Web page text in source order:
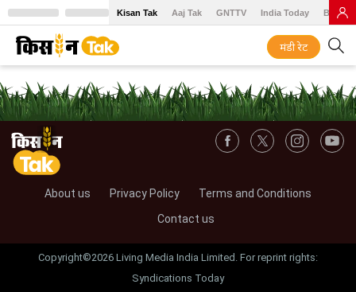
Kisan Tak Aaj Tak GNTTV India Today BT
मंडी रेट
About us Privacy Policy
Terms and Conditions
Contact us
Copyright©2026 Living Media India Limited. For reprint rights:
Syndications Today